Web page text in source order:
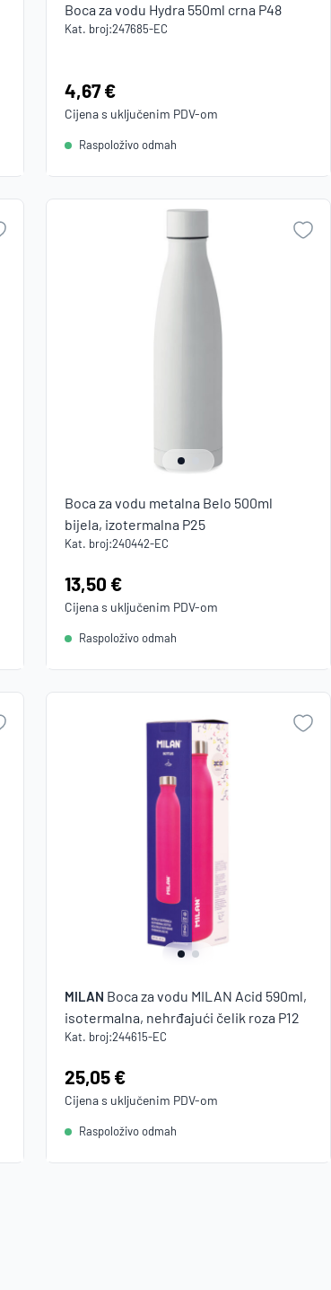
Boca za vodu Hydra 550ml crna P48
Kat. broj:247685-EC
Cijena:
4,67 €
Cijena s uključenim PDV-om
Raspoloživo odmah
Boca za vodu metalna Belo 500ml
bijela, izotermalna P25
Kat. broj:240442-EC
Cijena:
13,50 €
Cijena s uključenim PDV-om
Raspoloživo odmah
MILAN Boca za vodu MILAN Acid 590ml,
isotermalna, nehrđajući čelik roza P12
Kat. broj:244615-EC
Cijena:
25,05 €
Cijena s uključenim PDV-om
Raspoloživo odmah